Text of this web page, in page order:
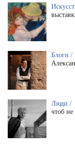
Блоги /
Люди /
чтоб